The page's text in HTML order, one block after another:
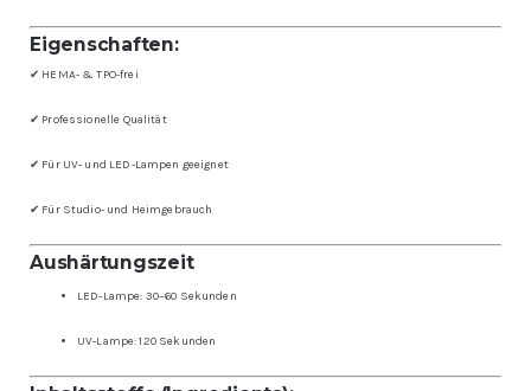
Eigenschaften:
✔ HEMA- & TPO-frei
✔ Professionelle Qualität
✔ Für UV- und LED-Lampen geeignet
✔ Für Studio- und Heimgebrauch
Aushärtungszeit
LED-Lampe: 30–60 Sekunden
UV-Lampe: 120 Sekunden